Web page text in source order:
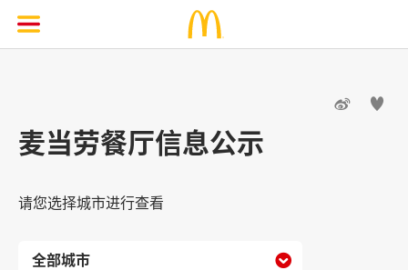
 
麦当劳餐厅信息公示
请您选择城市进行查看
